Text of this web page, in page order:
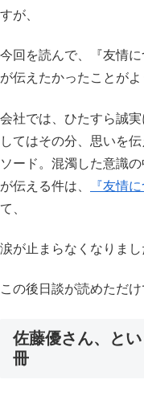
すが、
今回を読んで、『友情
が伝えたかったことがよ
会社では、ひたすら誠
してはその分、思いを
ソード。混濁した意識
が伝える件は、
『友情
て、
涙が止まらなくなりまし
この後日談が読めただ
佐藤優さん、と
冊